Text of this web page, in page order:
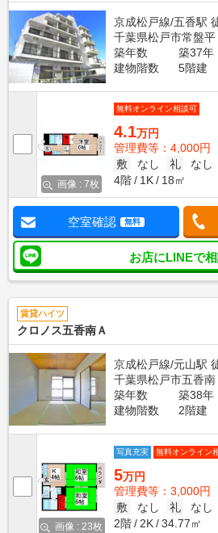
京成松戸線/五香駅
千葉県松戸市常盤平
築年数
築37年
建物階数
5階建
画像 : 7枚
無料オンライン相談可
4.1万円
管理費等：4,000円
敷
なし 礼
なし
4階
1K 18㎡
空室確認 無料
お店にLINEで
賃貸ハイツ
クロノス五香南Ａ
京成松戸線/元山駅
千葉県松戸市五香南
築年数
築38年
建物階数
2階建
画像 : 23枚
写真充実 無料オンライン
5万円
管理費等：3,000円
敷
なし 礼
なし
2階
2K 34.77㎡